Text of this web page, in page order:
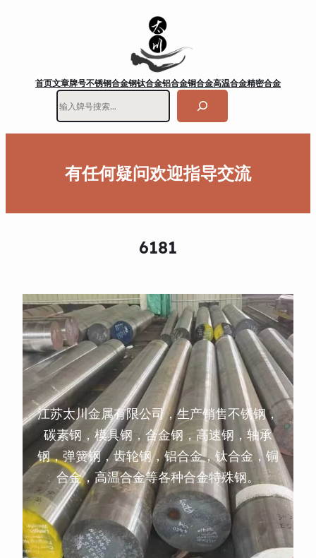
首页文章牌号不锈钢合金钢钛合金铝合金铜合金高温合金精密合金
有任何疑问欢迎指导交流
6181
江苏太川金属有限公司，生产销售不锈钢，
碳素钢，模具钢，合金钢，高速钢，轴承
钢，弹簧钢，齿轮钢，铝合金，钛合金，铜
合金，高温合金等各种合金特殊钢。